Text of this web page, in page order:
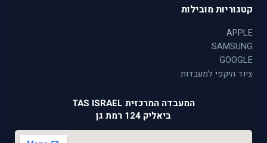
קטגוריות מובילות
APPLE
SAMSUNG
GOOGLE
ציוד היקפי למעבדות
המעבדה המרכזית TAS ISRAEL
ביאליק 124 רמת גן